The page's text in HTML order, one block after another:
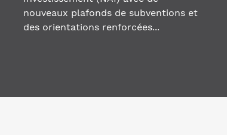
nouveaux plafonds de subventions et
des orientations renforcées...